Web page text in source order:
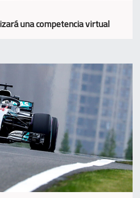
una competencia virtual